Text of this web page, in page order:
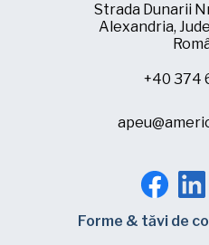
Strada Dunarii
Alexandria,
+40 374
Forme & tăvi de